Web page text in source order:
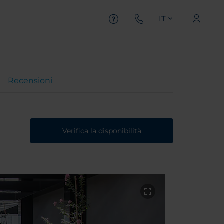
IT
Recensioni
Verifica la disponibilità